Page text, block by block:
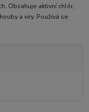
Obsahuje aktivní chlór,
a viry. Používá se